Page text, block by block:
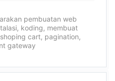
pembuatan web
koding, membuat
cart, pagination,
gateway